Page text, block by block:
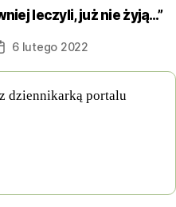
leczyli, już nie żyją…”
6 lutego 2022
dziennikarką portalu